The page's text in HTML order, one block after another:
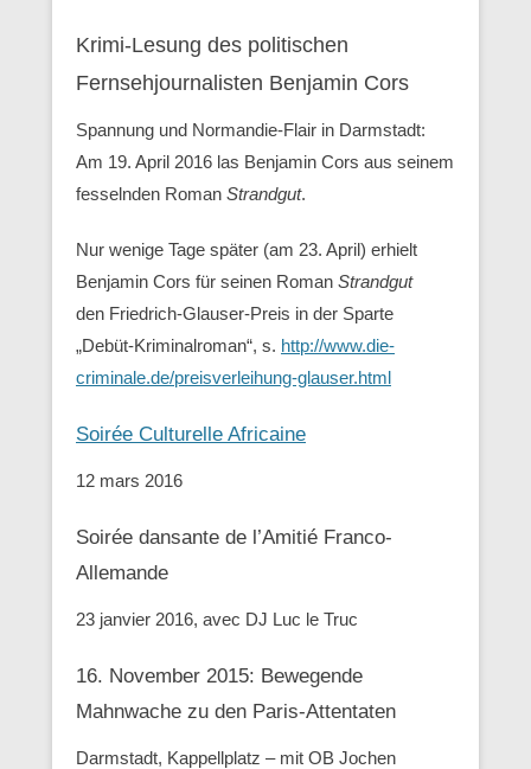
Krimi-Lesung des politischen
Fernsehjournalisten Benjamin Cors
Spannung und Normandie-Flair in Darmstadt:
Am 19. April 2016 las Benjamin Cors aus seinem
fesselnden Roman Strandgut.
Nur wenige Tage später (am 23. April) erhielt
Benjamin Cors für seinen Roman Strandgut
den Friedrich-Glauser-Preis in der Sparte
„Debüt-Kriminalroman“, s. http://www.die-
criminale.de/preisverleihung-glauser.html
Soirée Culturelle Africaine
12 mars 2016
Soirée dansante de l’Amitié Franco-
Allemande
23 janvier 2016, avec DJ Luc le Truc
16. November 2015: Bewegende
Mahnwache zu den ‪Paris-Attentaten
Darmstadt, Kappellplatz – mit OB Jochen